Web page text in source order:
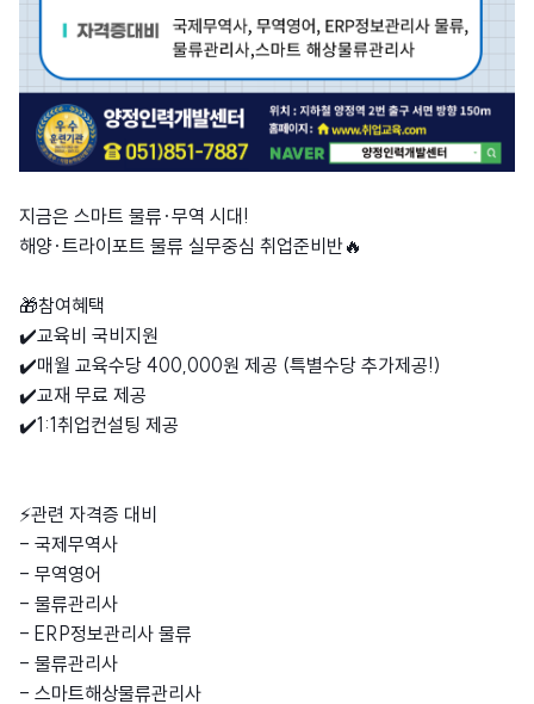
지금은 스마트 물류·무역 시대!
해양·트라이포트 물류 실무중심 취업준비반🔥
🎁참여혜택
✔️교육비 국비지원
✔️매월 교육수당 400,000원 제공 (특별수당 추가제공!)
✔️교재 무료 제공
✔️1:1취업컨설팅 제공
⚡관련 자격증 대비
- 국제무역사
- 무역영어
- 물류관리사
- ERP정보관리사 물류
- 물류관리사
- 스마트해상물류관리사